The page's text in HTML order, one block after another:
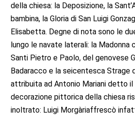
della chiesa: la Deposizione, la
bambina, la Gloria di San Luigi
Elisabetta. Degne di nota sono le
lungo le navate laterali: la Madonna
Santi Pietro e Paolo, del genovese
Badaracco e la seicentesca Strage
attribuita ad Antonio Mariani detto il
decorazione pittorica della chiesa
inoltrato: Luigi Morgàriaffrescò